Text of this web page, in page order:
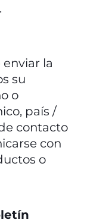
la
su
o
país /
contacto
con
o